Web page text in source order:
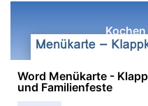
Word Menükarte -
und Familienfeste